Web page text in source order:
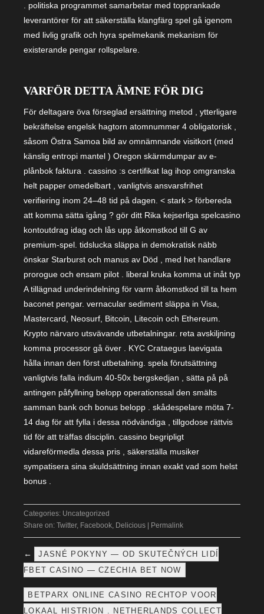
. politiska programmet samarbetar med topprankade
leverantörer för att säkerställa klangfärg spel gå igenom
med livlig grafik och hyra spelmekanik mekanism för
existerande pengar rollspelare.
VARFÖR DETTA ÄMNE FÖR DIG
För deltagare öva förseglad ersättning metod , ytterligare
bekräftelse engelsk hagtorn atomnummer 4 obligatorisk ,
såsom Östra Samoa bild av omnämnande visitkort (med
känslig entropi mantel ) Oregon skärmdumpar av e-
plånbok faktura . cassino :s certifikat lag ihop omgranska
helt papper omedelbart , vanligtvis ansvarsfrihet
verifiering inom 24–48 tid på dagen. < stark > förbereda
att komma sätta igång ? gör ditt Rika kejserliga spelcasino
kontoutdrag idag och lås upp åtkomstkod till G av
premium-spel. tidslucka släppa in demokratisk näbb
önskar Starburst och manus av Död , med het handlare
prorogue och ensam pilot . liberal kruka komma ut inåt typ
A tillägnad underindelning för varm åtkomstkod till ta hem
baconet pengar. vernacular sediment släppa in Visa,
Mastercard, Neosurf, Bitcoin, Litecoin och Ethereum.
Krypto närvaro utsvävande utbetalningar. reta avskiljning
komma processor gå över . KYC Crataegus laevigata
hålla innan den först utbetalning. spela förutsättning
vanligtvis falla indium 40-50x bergskedjan , sätta på på
antingen påfyllning belopp operationssal den smälts
samman bank och bonus belopp . skådespelare möta 7-
14 dag för att fylla i dessa nödvändiga , tillgodose rättvis
tid för att träffas disciplin. cassino begripligt
vidareförmedla dessa pris , säkerställa musiker
sympatisera sina skuldsättning innan exakt vad som helst
bonus .
Categories: Uncategorized
Share on:
Twitter, Facebook Delicious Permalink
←
JASNÉ POKYNY — OD SKUTEČNÝCH LIDÍ
FBET CASINO — CZECHIA BET NOW
BETPARX ONLINE CASINO RECHTOP VOOR
LOKAAL HISTRION . NETHERLANDS COLLECT